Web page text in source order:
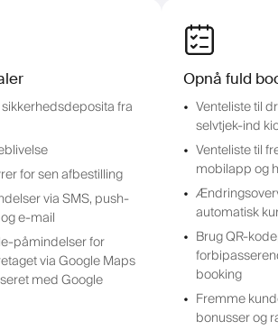
fra
for sen afbestilling
via SMS, push-
e-mail
påmindelser for
via Google Maps
med Google
Opnå fuld
Venteliste til
selvtjek-ind
Venteliste til
mobilapp og
automatisk
Brug QR-
booking
Fremme
bonusser og